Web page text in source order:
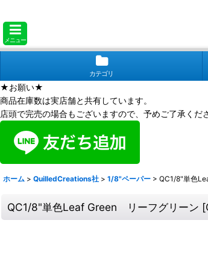
メニュー
カテゴリ
★お願い★
商品在庫数は実店舗と共有しています。
店頭で完売の場合もございますので、予めご了承くだ
ホーム > QuilledCreations社 > 1/8"ペーパー > QC1/8"単色
QC1/8"単色Leaf Green リーフグリーン [